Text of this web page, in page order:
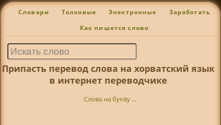
Словари Толковые Электронные Заработать
Как пишется слово
Припасть перевод слова на хорватский язык
в интернет переводчике
Слова на букву ...